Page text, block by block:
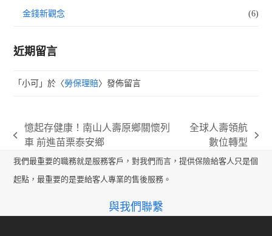
金錢新觀念 (6)
近期留言
「小可 」於〈勞保理賠〉發佈留言
previous
post:
憶起存健康！南山人壽原鄉關懷列
車 前進苗栗泰安鄉
post:
全球人壽領航
數位轉型
我們最重要的職務就是服務客戶，對我們而言，提供保險給客人只是個
起點，最重要的是要給客人專業的售後服務。
與我們聯繫